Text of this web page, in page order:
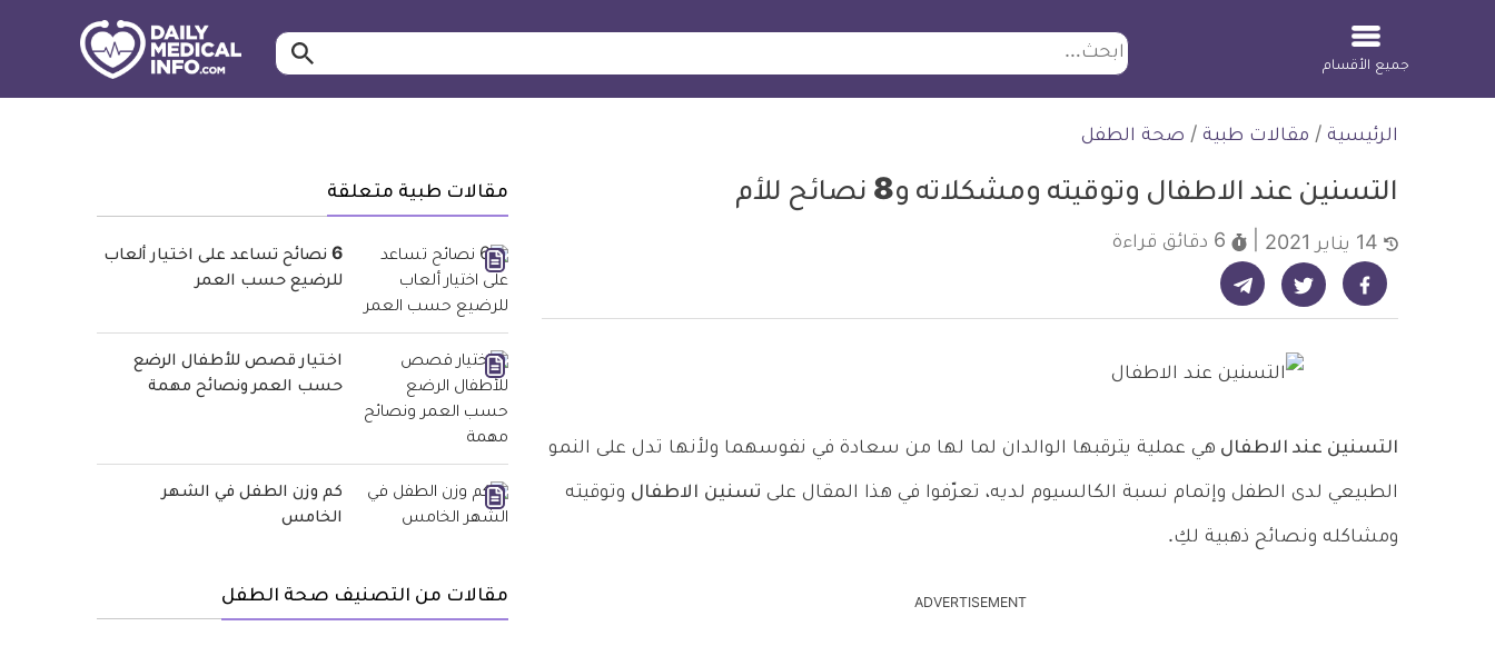
ابحث ابحث…
جميع الأقسام
الرئيسية / مقالات طبية / صحة الطفل
التسنين عند الاطفال وتوقيته ومشكلاته و8 نصائح للأم
6 دقائق قراءة
شارك على فيسبوك - ديلي ميديكال انفو شارك على تويتر - ديلي ميديكال انفو شارك على تيليجرام - ديلي ميديكال انفو
التسنين عند الاطفال هي عملية يترقبها الوالدان لما لها من سعادة في نفوسهما ولأنها تدل على النمو
الطبيعي لدى الطفل وإتمام نسبة الكالسيوم لديه، تعرّفوا في هذا المقال على تسنين الاطفال وتوقيته
ومشاكله ونصائح ذهبية لكِ.
ADVERTISEMENT
مقالات طبية متعلقة
6 نصائح تساعد على اختيار ألعاب
للرضيع حسب العمر
اختيار قصص للأطفال الرضع
حسب العمر ونصائح مهمة
كم وزن الطفل في الشهر
الخامس
مقالات من التصنيف صحة الطفل